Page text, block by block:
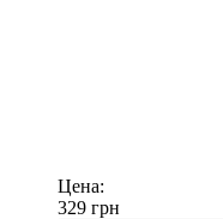
Цена:
329 грн